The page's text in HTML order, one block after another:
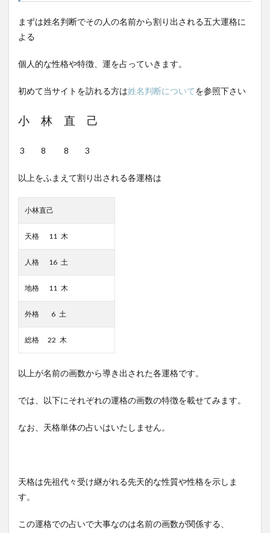
まずは姓名判断でその人の名前から割り出される五大運格に
よる
個人的な性格や特徴、運を占っていきます。
初めて当サイトを訪れる方は姓名判断についてを参照下さい
小 林 直 己
3 8 8 3
以上をふまえて割り出される各運格は
小林直己
天格 11 木
人格 16 土
地格 11 木
外格 6 土
総格 22 木
以上が名前の画数から導き出された各運格です。
では、以下にそれぞれの運格の画数の特徴を載せてみます。
なお、天格単体の占いはいたしません。
天格は先祖代々受け継がれる先天的な性質や性格を示しま
す。
この運格での占いで大事なのは名前の画数が関係する、